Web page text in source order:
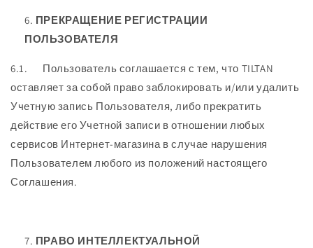
ПРЕКРАЩЕНИЕ РЕГИСТРАЦИИ
ПОЛЬЗОВАТЕЛЯ
6.1. Пользователь соглашается с тем, что TILTAN
оставляет за собой право заблокировать и/или удалить
Учетную запись Пользователя, либо прекратить
действие его Учетной записи в отношении любых
сервисов Интернет-магазина в случае нарушения
Пользователем любого из положений настоящего
Соглашения.
ПРАВО ИНТЕЛЛЕКТУАЛЬНОЙ